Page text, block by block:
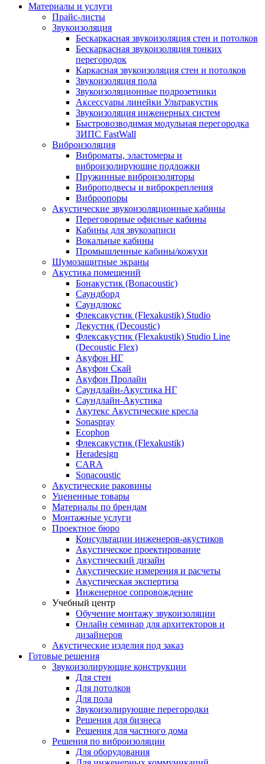
Материалы и услуги
Прайс-листы
Звукоизоляция
Бескаркасная звукоизоляция стен и потолков
Бескаркасная звукоизоляция тонких
перегородок
Каркасная звукоизоляция стен и потолков
Звукоизоляция пола
Звукоизоляционные подрозетники
Аксессуары линейки Ультракустик
Звукоизоляция инженерных систем
Быстровозводимая модульная перегородка
ЗИПС FastWall
Виброизоляция
Виброматы, эластомеры и
виброизолирующие подложки
Пружинные виброизоляторы
Виброподвесы и виброкрепления
Виброопоры
Акустические звукоизоляционные кабины
Переговорные офисные кабины
Кабины для звукозаписи
Вокальные кабины
Промышленные кабины/кожухи
Шумозащитные экраны
Акустика помещений
Бонакустик (Bonacoustic)
Саундборд
Саундлюкс
Флексакустик (Flexakustik) Studio
Декустик (Decoustic)
Флексакустик (Flexakustik) Studio Line
(Decoustic Flex)
Акуфон НГ
Акуфон Скай
Акуфон Пролайн
Саундлайн-Акустика НГ
Саундлайн-Акустика
Акутекс Акустические кресла
Sonaspray
Ecophon
Флексакустик (Flexakustik)
Heradesign
CARA
Sonacoustic
Акустические раковины
Уцененные товары
Материалы по брендам
Монтажные услуги
Проектное бюро
Консультации инженеров-акустиков
Акустическое проектирование
Акустический дизайн
Акустические измерения и расчеты
Акустическая экспертиза
Инженерное сопровождение
Учебный центр
Обучение монтажу звукоизоляции
Онлайн семинар для архитекторов и
дизайнеров
Акустические изделия под заказ
Готовые решения
Звукоизолирующие конструкции
Для стен
Для потолков
Для пола
Звукоизолирующие перегородки
Решения для бизнеса
Решения для частного дома
Решения по виброизоляции
Для оборудования